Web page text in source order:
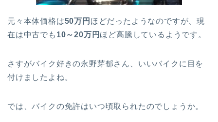
元々本体価格は50万円 ほどだったようなのですが、現
在は中古でも 10～20万円 ほど高騰しているようです。
さすがバイク好きの永野芽郁さん、いいバイクに目を
付けましたよね。
では、バイクの免許はいつ頃取られたのでしょうか。